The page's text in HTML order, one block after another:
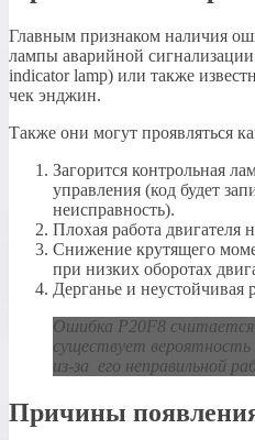
Главным признаком наличия
лампы аварийной
indicator lamp) или также
чек энджин.
Также они могут проявляться
Загорится контрольная
управления (код будет
неисправность).
Плохая работа двигателя
Снижение крутящего
при низких оборотах
Дерганье и неустойчивая
Ошибка P20F8 считается
существует вероятность
из-за его неправильной
Причины